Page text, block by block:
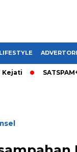
LIFESTYLE
SATSPAM+